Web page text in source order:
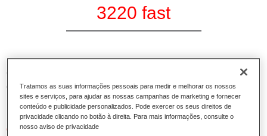
3220 fast
O Permasolid Endurecedor VHS 3220 rápido permite uma
óptima aplicação para os aparelhos Permasolid HS,
Permasolid Esmalte HS 275 e vernizes HS.
Características do produto
Tratamos as suas informações pessoais para medir e melhorar os nossos
sites e serviços, para ajudar as nossas campanhas de marketing e fornecer
conteúdo e publicidade personalizados. Pode exercer os seus direitos de
privacidade clicando no botão à direita. Para mais informações, consulte o
nosso aviso de privacidade